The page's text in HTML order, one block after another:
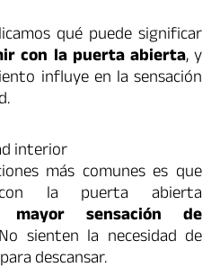
qué puede significar
con la puerta abierta, y
influye en la sensación
interior
más comunes es que
la puerta abierta
mayor sensación de
sienten la necesidad de
descansar.